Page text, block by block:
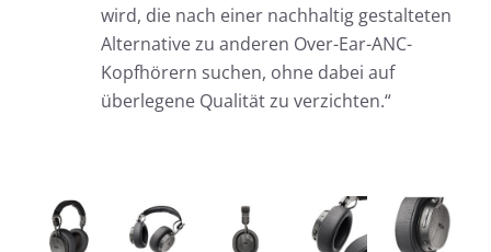
wird, die nach einer nachhaltig gestalteten
Alternative zu anderen Over-Ear-ANC-
Kopfhörern suchen, ohne dabei auf
überlegene Qualität zu verzichten.“